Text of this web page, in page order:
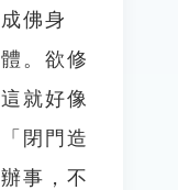
佛身
。欲修
就好像
閉門造
事，不